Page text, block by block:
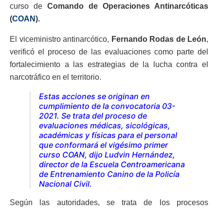
curso de Comando de Operaciones Antinarcóticas
(COAN).
El viceministro antinarcótico, Fernando Rodas de León,
verificó el proceso de las evaluaciones como parte del
fortalecimiento a las estrategias de la lucha contra el
narcotráfico en el territorio.
Estas acciones se originan en
cumplimiento de la convocatoria 03-
2021. Se trata del proceso de
evaluaciones médicas, sicológicas,
académicas y físicas para el personal
que conformará el vigésimo primer
curso COAN, dijo Ludvin Hernández,
director de la Escuela Centroamericana
de Entrenamiento Canino de la Policía
Nacional Civil.
Según las autoridades, se trata de los procesos